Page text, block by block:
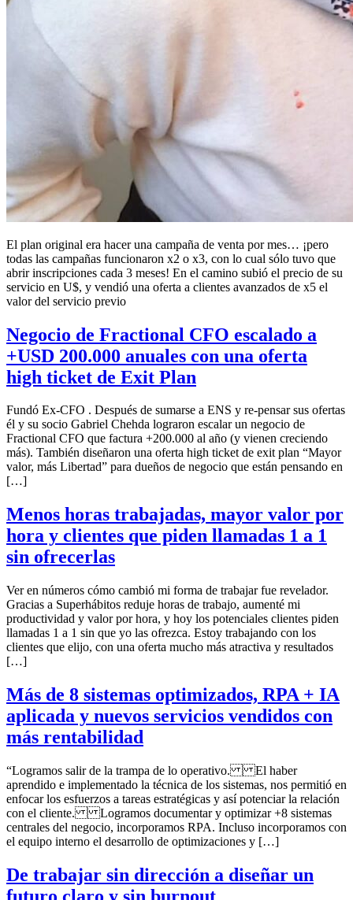
El plan original era hacer una campaña de venta por mes… ¡pero
todas las campañas funcionaron x2 o x3, con lo cual sólo tuvo que
abrir inscripciones cada 3 meses! En el camino subió el precio de su
servicio en U$, y vendió una oferta a clientes avanzados de x5 el
valor del servicio previo
Negocio de Fractional CFO escalado a
+USD 200.000 anuales con una oferta
high ticket de Exit Plan
Fundó Ex-CFO . Después de sumarse a ENS y re-pensar sus ofertas
él y su socio Gabriel Chehda lograron escalar un negocio de
Fractional CFO que factura +200.000 al año (y vienen creciendo
más). También diseñaron una oferta high ticket de exit plan “Mayor
valor, más Libertad” para dueños de negocio que están pensando en
[…]
Menos horas trabajadas, mayor valor por
hora y clientes que piden llamadas 1 a 1
sin ofrecerlas
Ver en números cómo cambió mi forma de trabajar fue revelador.
Gracias a Superhábitos reduje horas de trabajo, aumenté mi
productividad y valor por hora, y hoy los potenciales clientes piden
llamadas 1 a 1 sin que yo las ofrezca. Estoy trabajando con los
clientes que elijo, con una oferta mucho más atractiva y resultados
[…]
Más de 8 sistemas optimizados, RPA + IA
aplicada y nuevos servicios vendidos con
más rentabilidad
“Logramos salir de la trampa de lo operativo. El haber
aprendido e implementado la técnica de los sistemas, nos permitió en
enfocar los esfuerzos a tareas estratégicas y así potenciar la relación
con el cliente. Logramos documentar y optimizar +8 sistemas
centrales del negocio, incorporamos RPA. Incluso incorporamos con
el equipo interno el desarrollo de optimizaciones y […]
De trabajar sin dirección a diseñar un